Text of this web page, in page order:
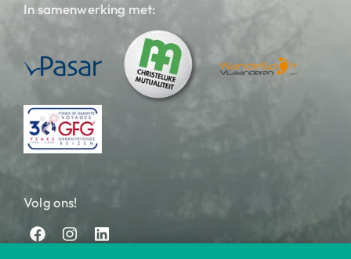
In samenwerking met:
Volg ons!